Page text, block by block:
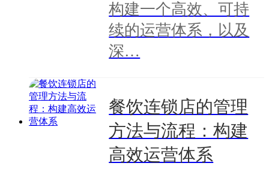
构建一个高效、可持
续的运营体系，以及
深…
餐饮连锁店的管理
方法与流程：构建
高效运营体系